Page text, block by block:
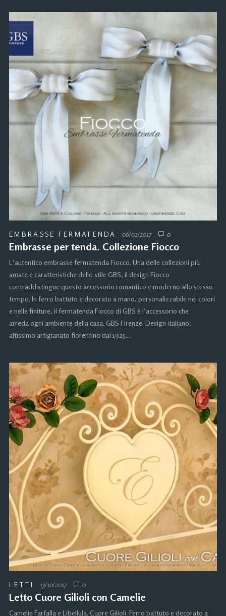
EMBRASSE FERMATENDA 06/02/2017 0
Embrasse per tenda. Collezione Fiocco
L’autentico embrasse fermatenda Fiocco. Una delle collezioni più
amate e caratteristiche dello stile GBS, il design Fiocco
contraddistingue questo accessorio romantico e moderno allo stesso
tempo. In ferro battuto e decorato a mano, personalizzabile nei colori
e nelle finiture, il fermatenda Fiocco di GBS è l’accessorio che
arreda ogni ambiente della casa. GBS Firenze. Design italiano,
altissimo artigianato fiorentino dal 1925….
LETTI 13/10/2017 0
Letto Cuore Gilioli con Camelie
Camelie Farfalla e Libellula. Cuore Gilioli. Ferro battuto e decorato a